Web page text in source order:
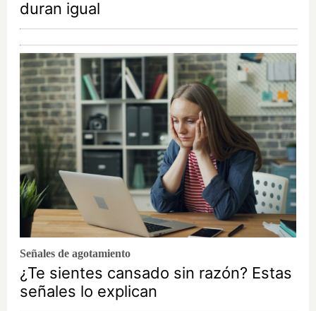
duran igual
Señales de agotamiento
¿Te sientes cansado sin razón? Estas
señales lo explican